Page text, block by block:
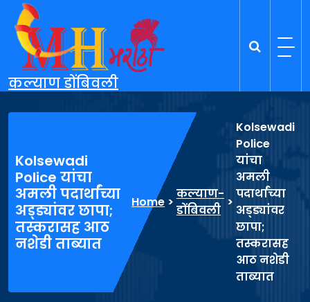
content
कल्याण डोंबिवली
Kolsewadi
Police यांचा
अमली पदार्थांच्या
अड्ड्यांवर छापा;
तस्करासह आठ
नशेडी ताब्यात
Home >
कल्याण-
डोंबिवली
>
Kolsewadi
Police
यांचा
अमली
पदार्थांच्या
अड्ड्यांवर
छापा;
तस्करासह
आठ नशेडी
ताब्यात